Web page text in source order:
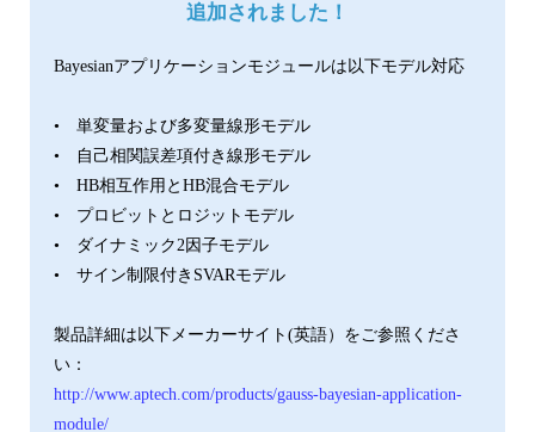
追加されました！
Bayesianアプリケーションモジュールは以下モデル対応
• 単変量および多変量線形モデル
• 自己相関誤差項付き線形モデル
• HB相互作用とHB混合モデル
• プロビットとロジットモデル
• ダイナミック2因子モデル
• サイン制限付きSVARモデル
製品詳細は以下メーカーサイト(英語）をご参照くださ
い：
http://www.aptech.com/products/gauss-bayesian-application-
module/